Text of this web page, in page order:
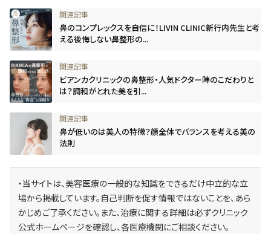
鼻のコンプレックスを自信に！LIVIN CLINIC新行内先生と考
える後悔しない鼻整形の...
ビアンカクリニックの鼻整形・人気ドクター陣のこだわりと
は？調和がとれた美を引...
鼻が低いのは美人の特徴？顔全体でバランスを考える美の
法則
・当サイトは、美容医療の一般的な知識をできるだけ中立的な立
場から掲載しています。自己判断を促す情報ではないことを、あら
かじめご了承ください。また、治療に関する詳細は必ずクリニック
公式ホームページを確認し、各医療機関にご相談ください。